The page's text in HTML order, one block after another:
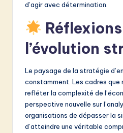
d’agir avec détermination.
l’évolution
Le paysage de la stratégie
constamment. Les cadres que
refléter la complexité de
perspective nouvelle sur
organisations de dépasser la
d’atteindre une véritable